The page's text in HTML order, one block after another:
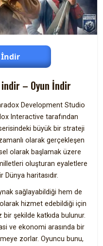
İndir
– Oyun İndir
Development Studio
Interactive tarafından
büyük bir strateji
olarak gerçekleşen
olarak başlamak üzere
oluşturan eyaletlere
haritasıdır.
sağlayabildiği hem de
hizmet edebildiği için
şekilde katkıda bulunur.
ve ekonomi arasında bir
zorlar. Oyuncu bunu,